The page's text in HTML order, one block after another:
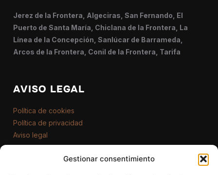
Gestionar consentimiento
Jerez de la Frontera, Algeciras, San Fernando, El
Puerto de Santa María, Chiclana de la Frontera, La
Línea de la Concepción, Sanlúcar de Barrameda,
Arcos de la Frontera, Conil de la Frontera, Tarifa
AVISO LEGAL
Política de cookies
Política de privacidad
Aviso legal
CONTACTO